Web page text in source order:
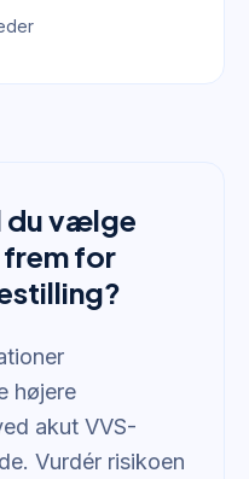
du vælge
for
højere
akut VVS-
Vurdér risikoen